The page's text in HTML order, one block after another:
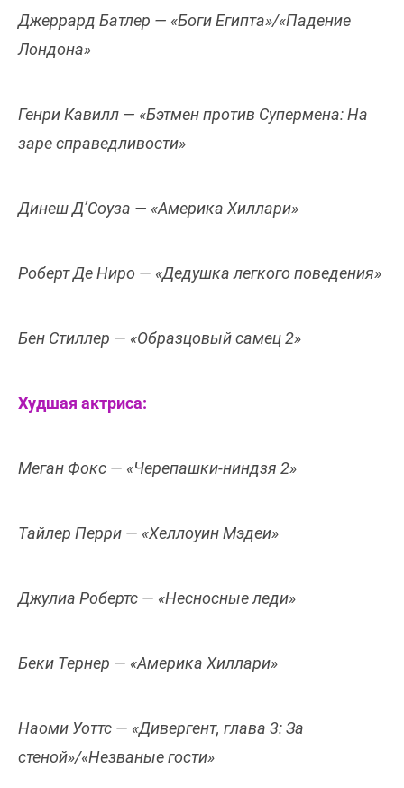
Джеррард Батлер — «Боги Египта»/«Падение
Лондона»
Генри Кавилл — «Бэтмен против Супермена: На
заре справедливости»
Динеш Д’Соуза — «Америка Хиллари»
Роберт Де Ниро — «Дедушка легкого поведения»
Бен Стиллер — «Образцовый самец 2»
Худшая актриса:
Меган Фокс — «Черепашки-ниндзя 2»
Тайлер Перри — «Хеллоуин Мэдеи»
Джулиа Робертс — «Несносные леди»
Беки Тернер — «Америка Хиллари»
Наоми Уоттс — «Дивергент, глава 3: За
стеной»/«Незваные гости»